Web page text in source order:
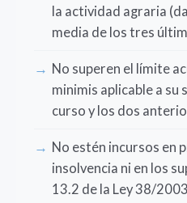
la actividad agraria
media de los tres
No superen el límite
minimis aplicable a su
curso y los dos
No estén incursos en
insolvencia ni en los
13.2 de la Ley 38/